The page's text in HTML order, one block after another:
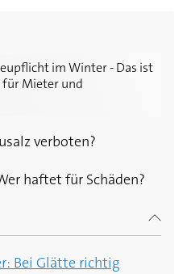
im Winter - Das ist
für Mieter und
Winter - Das ist die
verboten?
haftet für Schäden?
Bei Glätte richtig